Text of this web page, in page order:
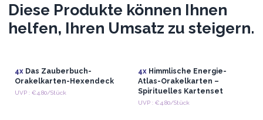
Diese Produkte können Ihnen
helfen, Ihren Umsatz zu steigern.
4xDas Zauberbuch-
Orakelkarten-Hexendeck
UVP : €4.80/Stück
4xHimmlische Energie-
Atlas-Orakelkarten –
Spirituelles Kartenset
UVP : €4.80/Stück